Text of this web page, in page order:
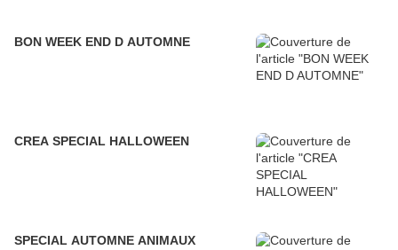
BON WEEK END D AUTOMNE
CREA SPECIAL HALLOWEEN
SPECIAL AUTOMNE ANIMAUX